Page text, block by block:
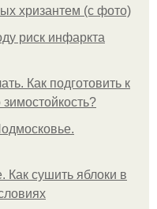
хризантем (с фото)
риск инфаркта
Как подготовить к
Как сушить яблоки в